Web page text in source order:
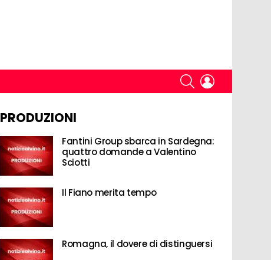
SEARCH
PRODUZIONI
Fantini Group sbarca in Sardegna:
quattro domande a Valentino
Sciotti
Il Fiano merita tempo
Romagna, il dovere di distinguersi